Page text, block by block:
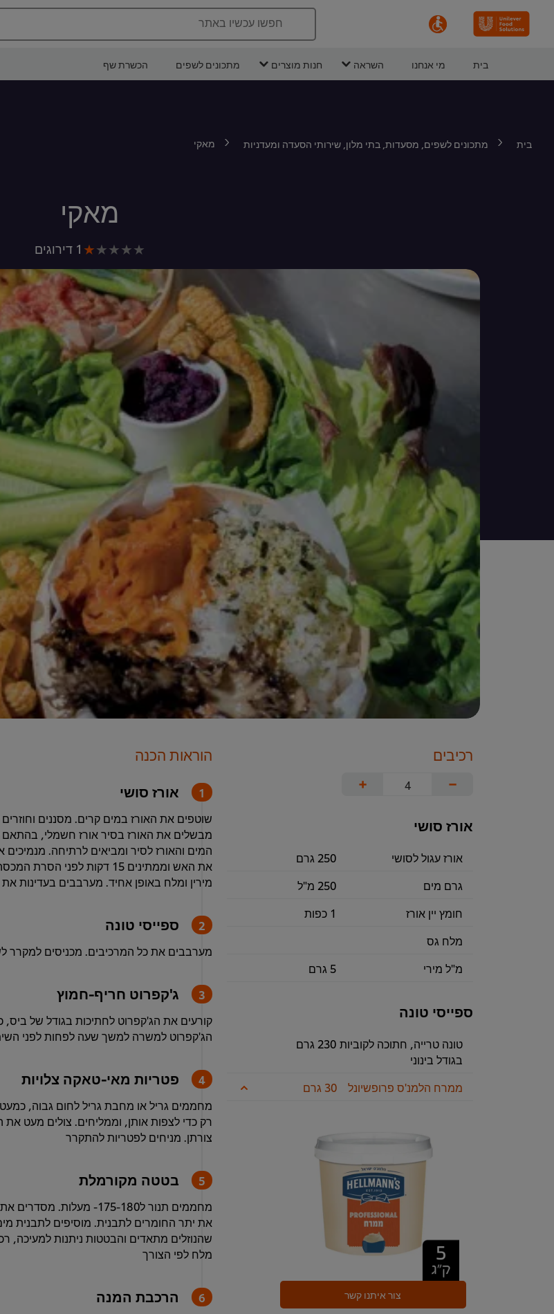
חפשו עכשיו באתר
בית מי אנחנו השראה חנות מוצרים מתכונים לשפים הכשרת שף
בית מתכונים לשפים, מסעדות, בתי מלון, שירותי הסעדה ומעדניות מאקי
מאקי
הדירוג
הממוצע
של
מאקי
זה
הוא
1.0
מתוך
5
מ-1
דירוגים.
1 דירוגים
רכיבים
−
+
אורז סושי
אורז עגול לסושי
250 גרם
גרם מים
250 מ"ל
חומץ יין אורז
1 כפות
מלח גס
מ"ל מירי
5 גרם
ספייסי טונה
טונה טרייה, חתוכה לקוביות
בגודל בינוני
230 גרם
ממרח הלמנ'ס פרופשיונל 30 גרם
צור איתנו קשר
הוראות הכנה
אורז סושי
שוטפים את האורז במים קרים. מסננים
מבשלים את האורז בסיר אורז חשמלי, בהתאם
את האש וממתינים 15 דקות
מירין ומלח באופן אחיד. מערבבים בעדינות
ספייסי טונה
מערבבים את כל המרכיבים. מכניסים למקרר
ג'קפרוט חריף-חמוץ
קורעים את הג'קפרוט לחתיכות בגודל של
הג'קפרוט למשרה למשך שעה לפחות לפני
פטריות מאי-טאקה צלויות
מחממים גריל או מחבת גריל לחום גבוה,
רק כדי לצפות אותן, וממליחים. צולים מעט
צורתן. מניחים לפטריות להתקרר
בטטה מקורמלת
מחממים תנור ל175-180-
את יתר החומרים לתבנית. מוסיפים לתבנית
שהנוזלים מתאדים והבטטות ניתנות למעיכה,
מלח לפי הצורך
הרכבת המנה